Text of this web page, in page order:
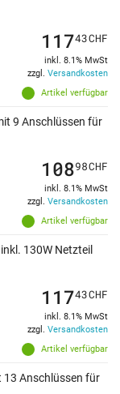
Artikel verfügbar
11743CHF
inkl. 8.1% MwSt
zzgl. Versandkosten
9 Anschlüssen für
Artikel verfügbar
10898CHF
inkl. 8.1% MwSt
zzgl. Versandkosten
130W Netzteil
Artikel verfügbar
11743CHF
inkl. 8.1% MwSt
zzgl. Versandkosten
13 Anschlüssen für